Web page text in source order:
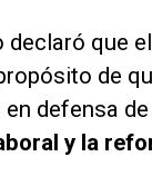
declaró que
de
defensa
y la